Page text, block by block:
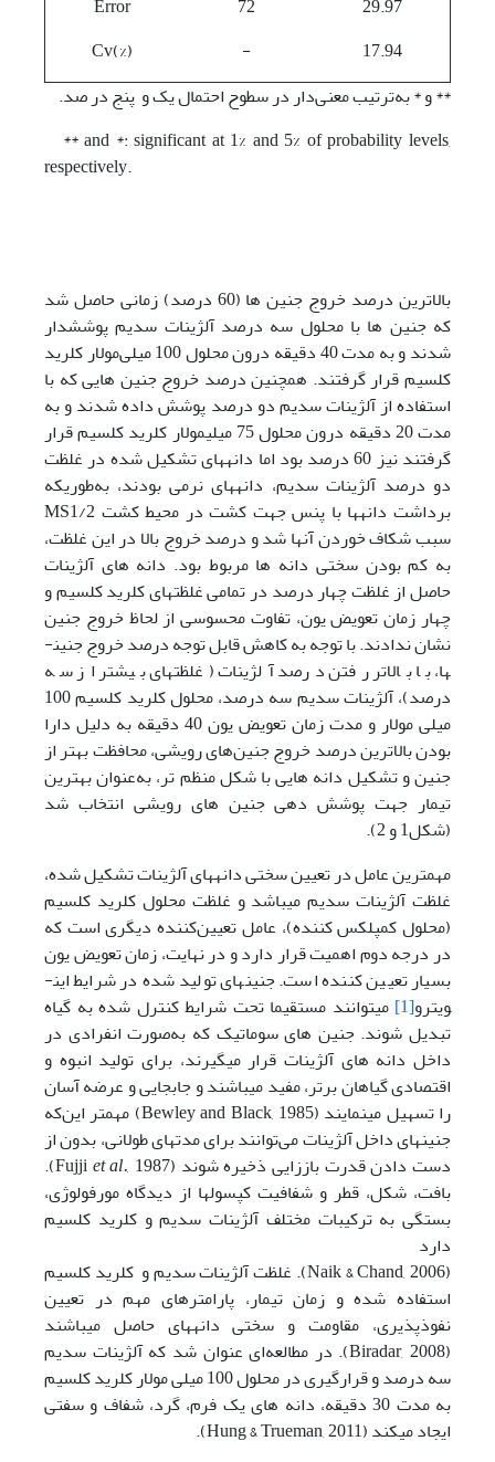
Error 72
29.97
Cv(%)
-
17.94
** و * به‌ترتیب معنی‌دار در سطوح احتمال یک و پنج در صد.
** and *: significant at 1% and 5% of probability levels,
respectively.
بالاترین درصد خروج جنین­ ها (60 درصد) زمانی حاصل شد
که جنین­ ها با محلول سه درصد آلژینات سدیم پوشش­دار
شدند و به مدت 40 دقیقه درون محلول 100 میلی‌مولار کلرید
کلسیم قرار گرفتند. همچنین درصد خروج جنین­ هایی که با
استفاده از آلژینات سدیم دو درصد پوشش داده شدند و به
مدت 20 دقیقه درون محلول 75 میلی­مولار کلرید کلسیم قرار
گرفتند نیز 60 درصد بود اما دانه­های تشکیل شده در غلظت
دو درصد آلژینات سدیم، دانه­های نرمی بودند، به‌طوری­که
برداشت دانه­ها با پنس جهت کشت در محیط کشت MS1/2
سبب شکاف خوردن آن­ها شد و درصد خروج بالا در این غلظت،
به کم بودن سختی دانه ­ها مربوط بود. دانه­ های آلژینات
حاصل از غلظت چهار درصد در تمامی غلظت­های کلرید کلسیم و
چهار زمان تعویض یون، تفاوت محسوسی از لحاظ خروج جنین
نشان ندادند. با توجه به کاهش قابل توجه درصد خروج جنین­
ها، با بالاتر رفتن درصد آلژینات (غلظت­های بیشتر از سه
درصد)، آلژینات سدیم سه درصد، محلول کلرید کلسیم 100
میلی مولار و مدت زمان تعویض یون 40 دقیقه به دلیل دارا
بودن بالاترین درصد خروج جنین‌های رویشی، محافظت بهتر از
جنین و تشکیل دانه­ هایی با شکل منظم ­تر، به‌عنوان بهترین
تیمار جهت پوشش ­دهی جنین ­های رویشی انتخاب شد
(شکل1 و 2).
مهم­ترین عامل در تعیین سختی دانه­های آلژینات تشکیل شده،
غلظت ­آلژینات سدیم می­باشد و غلظت محلول کلرید کلسیم
(محلول کمپلکس کننده)، عامل تعیین‌کننده دیگری است که
در درجه دوم اهمیت قرار دارد و در نهایت، زمان تعویض یون
بسیار تعیین­ کننده است. جنین­های تولید شده در شرایط این­
ویترو[1] می­توانند مستقیما تحت شرایط کنترل شده به گیاه
تبدیل شوند. جنین­ های سوماتیک که به‌صورت انفرادی در
داخل دانه­ های آلژینات قرار می­گیرند، برای تولید انبوه و
اقتصادی گیاهان برتر، مفید می­باشند و جابجایی و عرضه آسان
را تسهیل می­نمایند (Bewley and Black, 1985) مهم­تر این‌که
جنین­های داخل آلژینات می‌توانند برای مدت­های طولانی، بدون از
دست دادن قدرت باززایی ذخیره شوند (Fujji
et al.
, 1987).
بافت، شکل، قطر و شفافیت کپسول­ها از دیدگاه مورفولوژی،
بستگی به ترکیبات مختلف آلژینات سدیم و کلرید کلسیم
دارد
(Naik & Chand, 2006). غلظت آلژینات سدیم و کلرید کلسیم
استفاده شده و زمان تیمار، پارامترهای مهم در تعیین
نفوذپذیری، مقاومت و سختی دانه­های حاصل می­باشند
(Biradar, 2008). در مطالعه‌ای عنوان شد که آلژینات سدیم
سه درصد و قرارگیری در محلول 100 میلی­ مولار کلرید کلسیم
به مدت 30 دقیقه، دانه­ های یک فرم، گرد، شفاف و سفتی
ایجاد می­کند (Hung & Trueman, 2011).